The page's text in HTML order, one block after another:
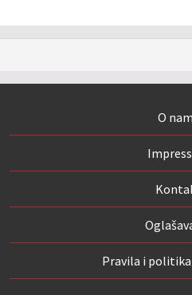
O
Pravila i